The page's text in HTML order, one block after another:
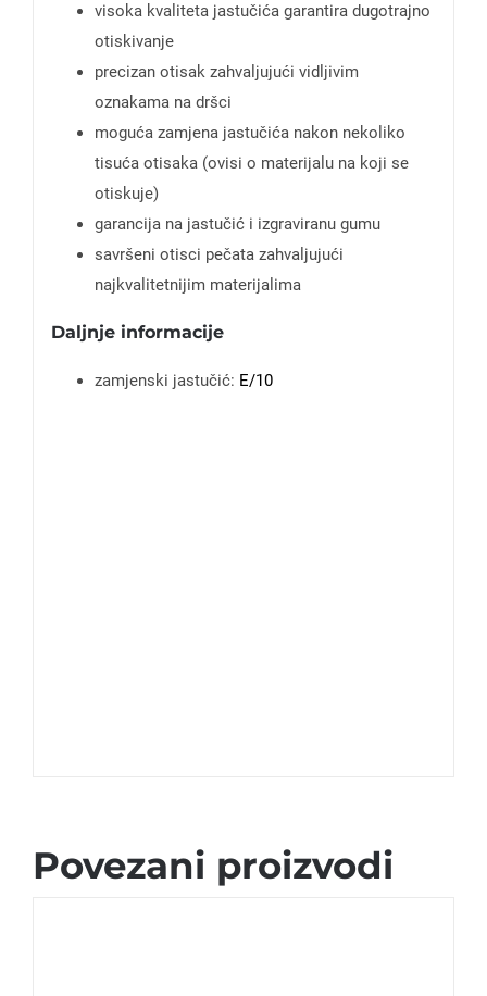
visoka kvaliteta jastučića garantira dugotrajno
otiskivanje
precizan otisak zahvaljujući vidljivim
oznakama na dršci
moguća zamjena jastučića nakon nekoliko
tisuća otisaka (ovisi o materijalu na koji se
otiskuje)
garancija na jastučić i izgraviranu gumu
savršeni otisci pečata zahvaljujući
najkvalitetnijim materijalima
Daljnje informacije
zamjenski jastučić: E/10
Povezani proizvodi